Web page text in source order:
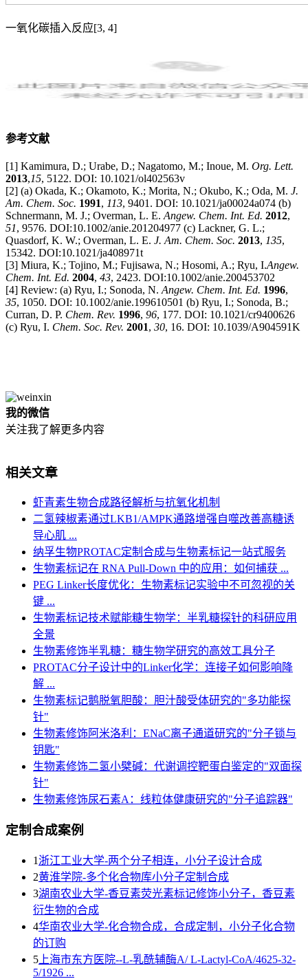
一氧化碳插入反应[3, 4]
参考文献
[1] Kamimura, D.; Urabe, D.; Nagatomo, M.; Inoue, M. Org. Lett.
2013,15, 5122. DOI: 10.1021/ol402563v
[2] (a) Okada, K.; Okamoto, K.; Morita, N.; Okubo, K.; Oda, M. J.
Am. Chem. Soc. 1991, 113, 9401. DOI: 10.1021/ja00024a074 (b)
Schnermann, M. J.; Overman, L. E. Angew. Chem. Int. Ed. 2012,
51, 9576. DOI:10.1002/anie.201204977 (c) Lackner, G. L.;
Quasdorf, K. W.; Overman, L. E. J. Am. Chem. Soc. 2013, 135,
15342. DOI:10.1021/ja408971t
[3] Miura, K.; Tojino, M.; Fujisawa, N.; Hosomi, A.; Ryu, I.Angew.
Chem. Int. Ed. 2004, 43, 2423. DOI:10.1002/anie.200453702
[4] Review: (a) Ryu, I.; Sonoda, N. Angew. Chem. Int. Ed. 1996,
35, 1050. DOI: 10.1002/anie.199610501 (b) Ryu, I.; Sonoda, B.;
Curran, D. P. Chem. Rev. 1996, 96, 177. DOI: 10.1021/cr9400626
(c) Ryu, I. Chem. Soc. Rev. 2001, 30, 16. DOI: 10.1039/A904591K
我的微信
关注我了解更多内容
相关文章
虾青素生物合成路径解析与抗氧化机制
二氢辣椒素通过LKB1/AMPK通路增强自噬改善高糖诱
导心肌 ...
纳孚生物PROTAC定制合成与生物素标记一站式服务
生物素标记在 RNA Pull-Down 中的应用：如何捕获 ...
PEG Linker长度优化：生物素标记实验中不可忽视的关
键 ...
生物素标记技术赋能糖生物学：半乳糖探针的科研应用
全景
生物素修饰半乳糖：糖生物学研究的高效工具分子
PROTAC分子设计中的Linker化学：连接子如何影响降
解 ...
生物素标记鹅脱氧胆酸：胆汁酸受体研究的"多功能探
针"
生物素修饰阿米洛利：ENaC离子通道研究的"分子锁与
钥匙"
生物素修饰二氢小檗碱：代谢调控靶蛋白鉴定的"双面探
针"
生物素修饰尿石素A：线粒体健康研究的"分子追踪器"
定制合成案例
1 浙江工业大学-两个分子相连，小分子设计合成
2黄淮学院-多个化合物库小分子定制合成
3湖南农业大学-香豆素荧光素标记修饰小分子，香豆素
衍生物的合成
4华南农业大学-化合物合成，合成定制，小分子化合物
的订购
5 上海市东方医院--L-乳酰辅酶A/ L-Lactyl-CoA/4625-32-
5/1926 ...